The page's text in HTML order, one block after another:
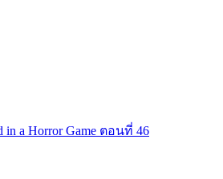
in a Horror Game ตอนที่ 46